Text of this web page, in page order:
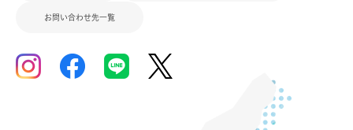
お問い合わせ先一覧